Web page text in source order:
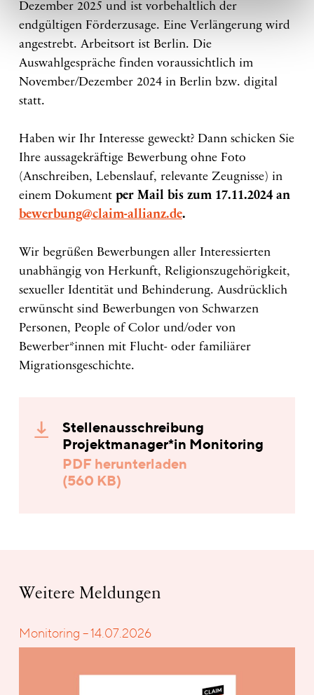
Dezember 2025 und ist vorbehaltlich der
endgültigen Förderzusage. Eine Verlängerung wird
angestrebt. Arbeitsort ist Berlin. Die
Auswahlgespräche finden voraussichtlich im
November/Dezember 2024 in Berlin bzw. digital
statt.
Haben wir Ihr Interesse geweckt? Dann schicken Sie
Ihre aussagekräftige Bewerbung ohne Foto
(Anschreiben, Lebenslauf, relevante Zeugnisse) in
einem Dokument per Mail bis zum 17.11.2024 an
bewerbung@claim-allianz.de.
Wir begrüßen Bewerbungen aller Interessierten
unabhängig von Herkunft, Religionszugehörigkeit,
sexueller Identität und Behinderung. Ausdrücklich
erwünscht sind Bewerbungen von Schwarzen
Personen, People of Color und/oder von
Bewerber*innen mit Flucht- oder familiärer
Migrationsgeschichte.
Stellenausschreibung
Projektmanager*in Monitoring
PDF herunterladen
(560 KB)
Weitere Meldungen
Monitoring – 14.07.2026